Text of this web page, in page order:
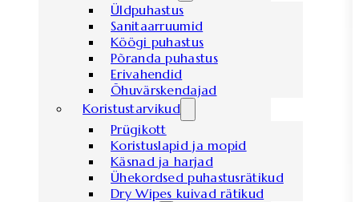
Üldpuhastus
Sanitaarruumid
Köögi puhastus
Põranda puhastus
Erivahendid
Õhuvärskendajad
Koristustarvikud
Prügikott
Koristuslapid ja mopid
Käsnad ja harjad
Ühekordsed puhastusrätikud
Dry Wipes kuivad rätikud